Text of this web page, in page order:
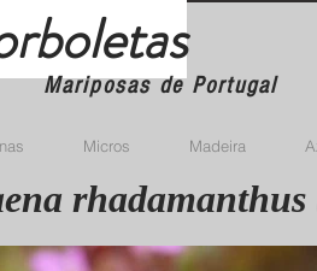
Mariposas de Portugal
Micros Madeira
rhadamanthus